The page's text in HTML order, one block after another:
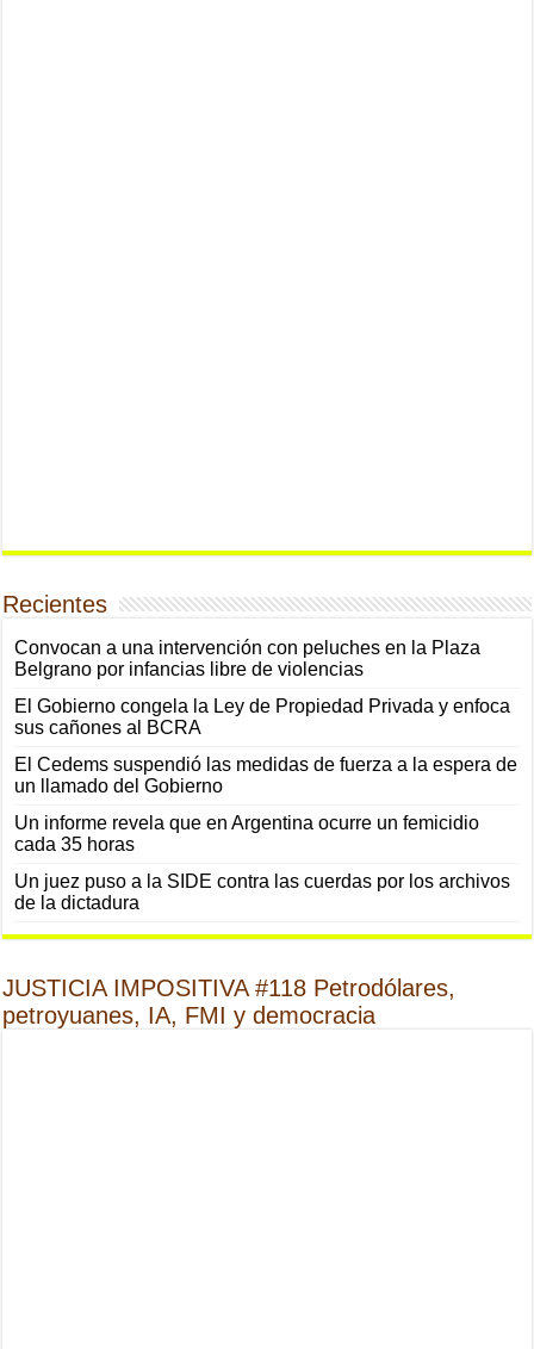
Recientes
Convocan a una intervención con peluches en la Plaza
Belgrano por infancias libre de violencias
El Gobierno congela la Ley de Propiedad Privada y enfoca
sus cañones al BCRA
El Cedems suspendió las medidas de fuerza a la espera de
un llamado del Gobierno
Un informe revela que en Argentina ocurre un femicidio
cada 35 horas
Un juez puso a la SIDE contra las cuerdas por los archivos
de la dictadura
JUSTICIA IMPOSITIVA #118 Petrodólares,
petroyuanes, IA, FMI y democracia